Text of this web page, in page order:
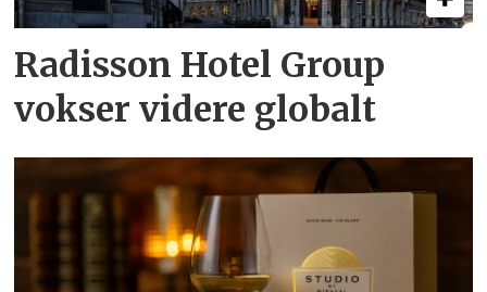
Radisson Hotel Group
vokser videre globalt